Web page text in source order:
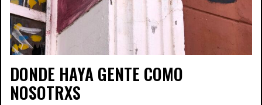
DONDE HAYA GENTE COMO
NOSOTRXS